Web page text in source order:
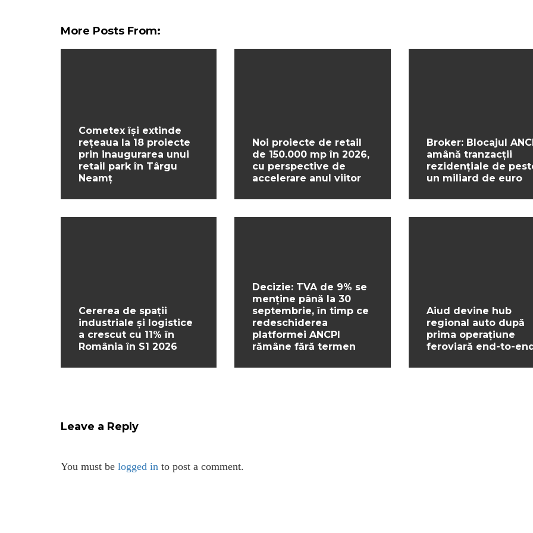
More Posts From:
Cometex își extinde
rețeaua la 18 proiecte
prin inaugurarea unui
retail park în Târgu
Neamț
Noi proiecte de retail
de 150.000 mp în 2026,
cu perspective de
accelerare anul viitor
Broker: Blocajul
amână tranzacții
rezidențiale de
un miliard de euro
Cererea de spații
industriale și logistice
a crescut cu 11% în
România în S1 2026
Decizie: TVA de 9% se
menține până la 30
septembrie, în timp ce
redeschiderea
platformei ANCPI
rămâne fără termen
Aiud devine hub
regional auto după
prima operațiune
feroviară end-to-
Leave a Reply
You must be logged in to post a comment.